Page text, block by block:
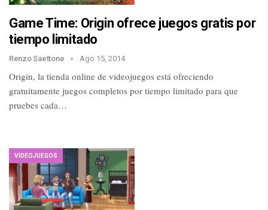
Game Time: Origin ofrece juegos gratis por
tiempo limitado
Renzo Saettone Ago 15, 2014
Origin, la tienda online de videojuegos está ofreciendo
gratuitamente juegos completos por tiempo limitado para que
pruebes cada…
VIDEOJUEGOS